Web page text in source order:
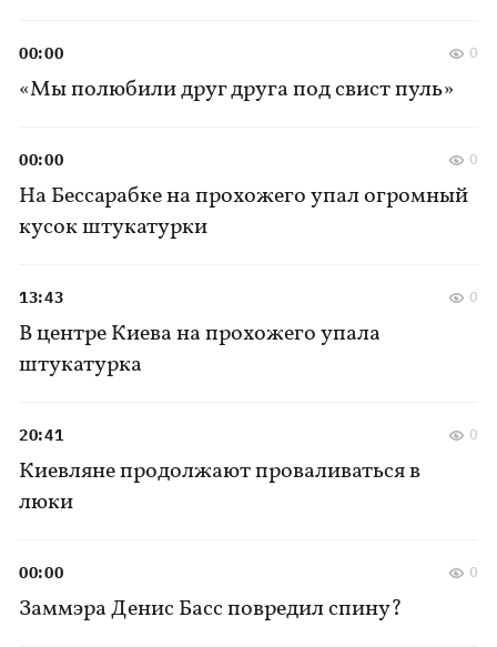
«Мы полюбили друг друга под свист пуль»
00:00 0
На Бессарабке на прохожего упал огромный
кусок штукатурки
00:00 0
В центре Киева на прохожего упала
штукатурка
13:43 0
Киевляне продолжают проваливаться в
люки
20:41 0
Заммэра Денис Басс повредил спину?
00:00 0